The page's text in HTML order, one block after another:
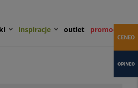
outlet promocje
inspiracje